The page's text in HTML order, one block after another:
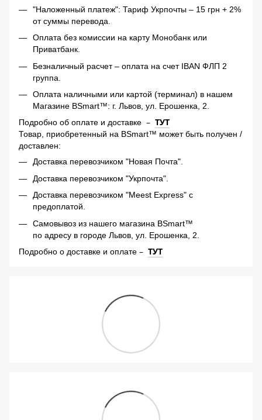
"Наложенный платеж": Тариф Укрпочты – 15 грн + 2%
от суммы перевода.
Оплата без комиссии на карту Монобанк или
Приватбанк.
Безналичный расчет – оплата на счет IBAN ФЛП 2
группа.
Оплата наличными или картой (терминал) в нашем
Магазине BSmart™: г. Львов, ул. Ерошенка, 2.
Подробно об оплате и доставке – ТУТ
Товар, приобретенный на BSmart™ может быть получен /
доставлен:
Доставка перевозчиком "Новая Почта".
Доставка перевозчиком "Укрпочта".
Доставка перевозчиком "Meest Express" с
предоплатой.
Самовывоз из нашего магазина BSmart™
по адресу в городе Львов, ул. Ерошенка, 2.
Подробно о доставке и оплате – ТУТ